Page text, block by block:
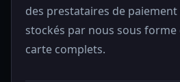
des prestataires de
stockés par nous sous
carte complets.